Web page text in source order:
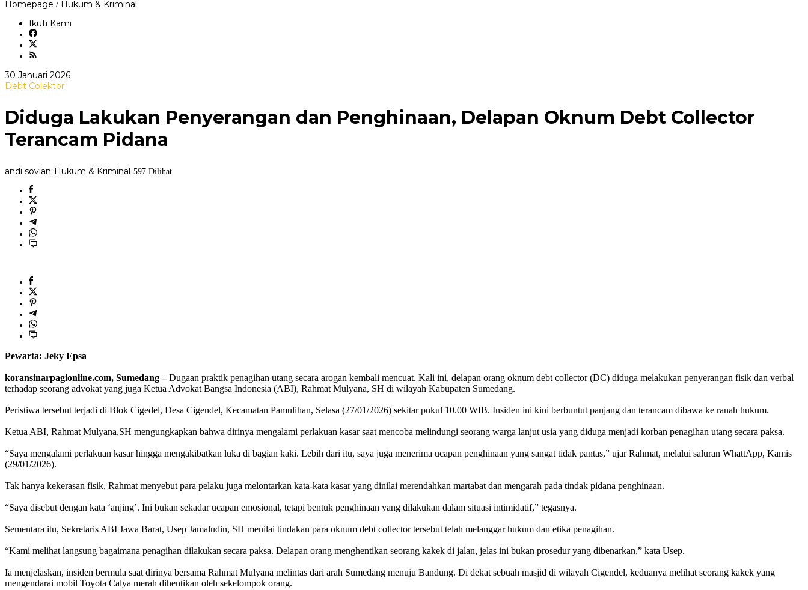
Homepage / Hukum & Kriminal
Ikuti Kami
30 Januari 2026oleh
Debt Colektor
‎Diduga Lakukan Penyerangan dan Penghinaan, Delapan Oknum Debt Collector
Terancam Pidana
andi sovian-Hukum & Kriminal-597 Dilihat
Pewarta: Jeky Epsa
‎koransinarpagionline.com, Sumedang –Dugaan praktik penagihan utang secara arogan kembali mencuat. Kali ini, delapan orang oknum debt collector (DC) diduga melakukan penyerangan fisik dan verbal
terhadap seorang advokat yang juga Ketua Advokat Bangsa Indonesia (ABI), Rahmat Mulyana, SH di wilayah Kabupaten Sumedang.
‎Peristiwa tersebut terjadi di Blok Cigedel, Desa Cigendel, Kecamatan Pamulihan, Selasa (27/01/2026) sekitar pukul 10.00 WIB. Insiden ini kini berbuntut panjang dan terancam dibawa ke ranah hukum.
‎Ketua ABI, Rahmat Mulyana,SH mengungkapkan bahwa dirinya mengalami perlakuan kasar saat mencoba melindungi seorang warga lanjut usia yang diduga menjadi korban penagihan utang secara paksa.
‎“Saya mengalami perlakuan kasar hingga mengakibatkan luka di bagian kaki. Lebih dari itu, saya juga menerima ucapan penghinaan yang sangat tidak pantas,” ujar Rahmat, melalui saluran WhattApp, Kamis
(29/01/2026).
‎Tak hanya kekerasan fisik, Rahmat menyebut para pelaku juga melontarkan kata-kata kasar yang dinilai merendahkan martabat dan mengarah pada tindak pidana penghinaan.
‎“Saya disebut dengan kata ‘anjing’. Ini bukan sekadar ucapan emosional, tetapi bentuk penghinaan yang dilakukan dalam situasi intimidatif,” tegasnya.
‎Sementara itu, Sekretaris ABI Jawa Barat, Usep Jamaludin, SH menilai tindakan para oknum debt collector tersebut telah melanggar hukum dan etika penagihan.
‎“Kami melihat langsung bagaimana penagihan dilakukan secara paksa. Delapan orang menghentikan seorang kakek di jalan, jelas ini bukan prosedur yang dibenarkan,” kata Usep.
‎Ia menjelaskan, insiden bermula saat dirinya bersama Rahmat Mulyana melintas dari arah Sumedang menuju Bandung. Di dekat sebuah masjid di wilayah Cigendel, keduanya melihat seorang kakek yang
mengendarai mobil Toyota Calya merah dihentikan oleh sekelompok orang.